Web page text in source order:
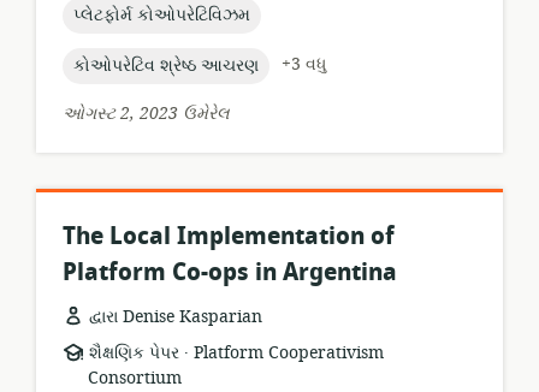
topic:
પ્લેટફોર્મ કોઓપરેટિવિઝમ
topic:
કોઓપરેટિવ શ્રેષ્ઠ આચરણ
+3 વધુ
ઓગસ્ટ 2, 2023 ઉમેરેલ
The Local Implementation of
Platform Co-ops in Argentina
દ્વારા Denise Kasparian
સંસાધન
બંધારણ:
શૈક્ષણિક પેપર .
પ્રકાશક:
Platform Cooperativism
Consortium